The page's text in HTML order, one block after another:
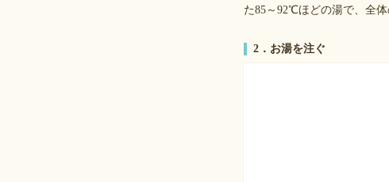
た85～92℃ほどの湯で、全
2．お湯を注ぐ